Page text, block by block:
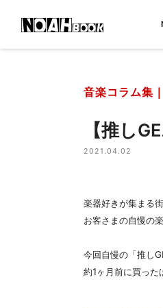
音楽コラム集｜
【推し
2021.04.02
楽器好きが集まる
お客さまの自慢の
今回自慢の「推し
約1ヶ月前に買った